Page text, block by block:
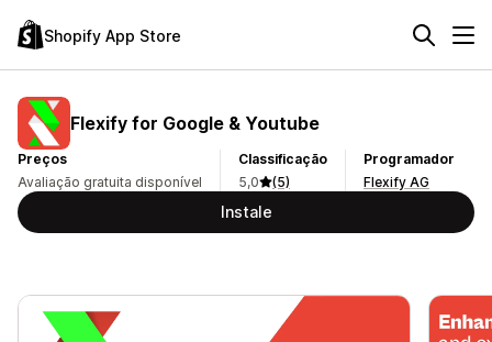
Shopify App Store
Flexify for Google & Youtube
Preços
Avaliação gratuita disponível
Classificação
5,0
(5)
Programador
Flexify AG
Instale